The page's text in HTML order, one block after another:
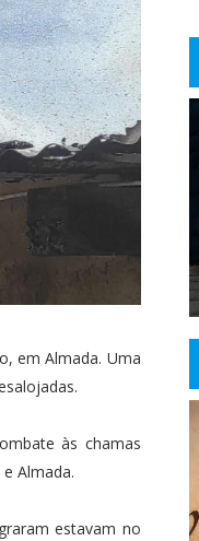
em Almada. Uma
às chamas
Almada.
estavam no